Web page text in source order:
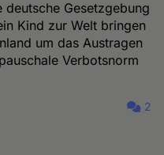
Gesetzgebung
Kind zur Welt bringen
um das Austragen
Verbotsnorm
2